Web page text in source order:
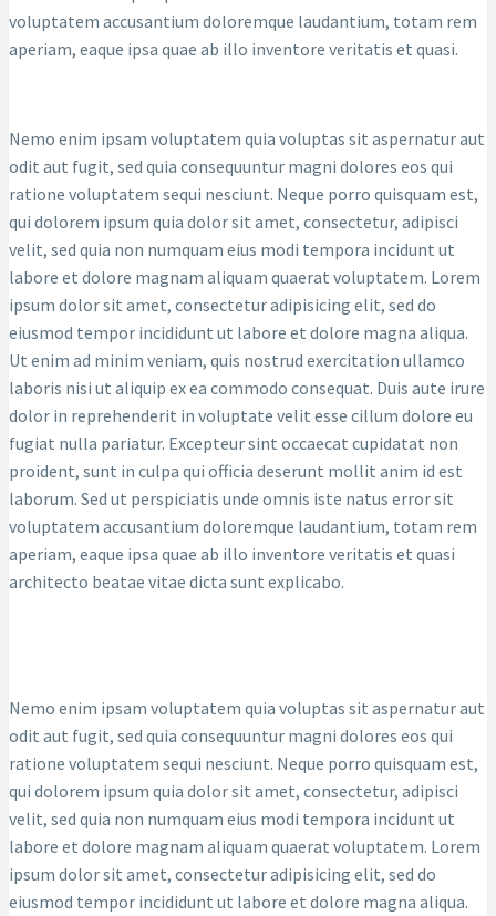
voluptatem accusantium doloremque laudantium, totam rem
aperiam, eaque ipsa quae ab illo inventore veritatis et quasi.
Nemo enim ipsam voluptatem quia voluptas sit aspernatur aut
odit aut fugit, sed quia consequuntur magni dolores eos qui
ratione voluptatem sequi nesciunt. Neque porro quisquam est,
qui dolorem ipsum quia dolor sit amet, consectetur, adipisci
velit, sed quia non numquam eius modi tempora incidunt ut
labore et dolore magnam aliquam quaerat voluptatem. Lorem
ipsum dolor sit amet, consectetur adipisicing elit, sed do
eiusmod tempor incididunt ut labore et dolore magna aliqua.
Ut enim ad minim veniam, quis nostrud exercitation ullamco
laboris nisi ut aliquip ex ea commodo consequat. Duis aute irure
dolor in reprehenderit in voluptate velit esse cillum dolore eu
fugiat nulla pariatur. Excepteur sint occaecat cupidatat non
proident, sunt in culpa qui officia deserunt mollit anim id est
laborum. Sed ut perspiciatis unde omnis iste natus error sit
voluptatem accusantium doloremque laudantium, totam rem
aperiam, eaque ipsa quae ab illo inventore veritatis et quasi
architecto beatae vitae dicta sunt explicabo.
Nemo enim ipsam voluptatem quia voluptas sit aspernatur aut
odit aut fugit, sed quia consequuntur magni dolores eos qui
ratione voluptatem sequi nesciunt. Neque porro quisquam est,
qui dolorem ipsum quia dolor sit amet, consectetur, adipisci
velit, sed quia non numquam eius modi tempora incidunt ut
labore et dolore magnam aliquam quaerat voluptatem. Lorem
ipsum dolor sit amet, consectetur adipisicing elit, sed do
eiusmod tempor incididunt ut labore et dolore magna aliqua.